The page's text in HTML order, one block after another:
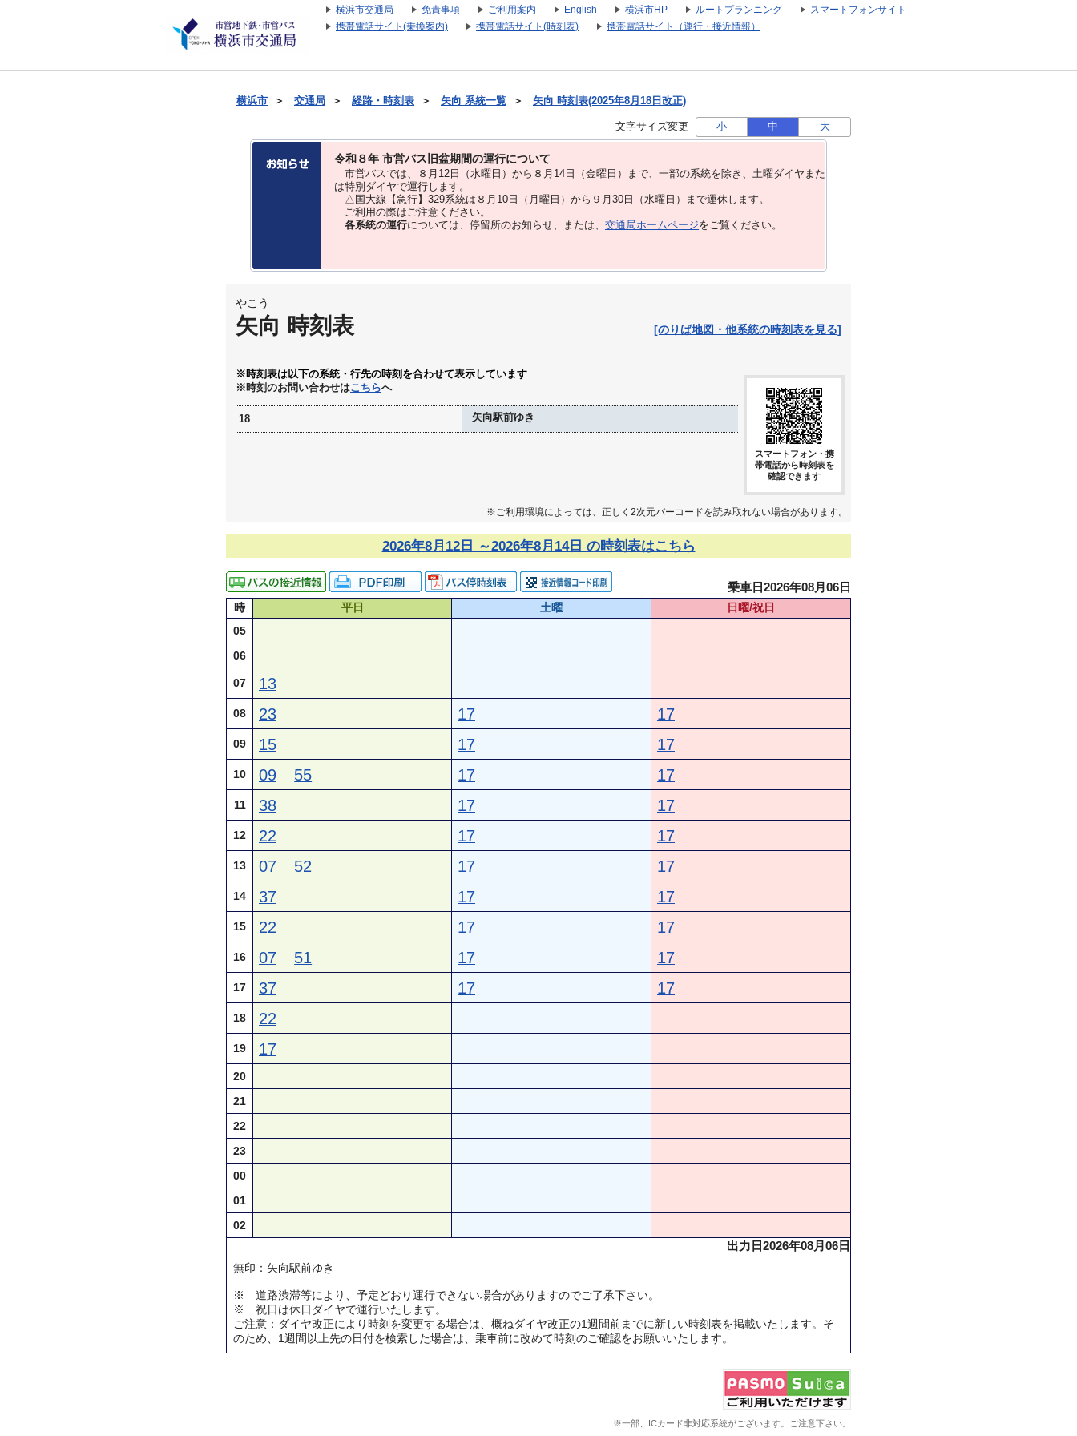
横浜市交通局 免責事項 ご利用案内 English 横浜市HP ルートプランニング
スマートフォンサイト
携帯電話サイト(乗換案内)
携帯電話サイト(時刻表) 携帯電話サイト（運行・接近情報）
横浜市 ＞ 交通局 ＞ 経路・時刻表 ＞ 矢向 系統一覧 ＞ 矢向 時刻表(2025年8月18日改正)
文字サイズ変更 小 中 大
令和８年 市営バス旧盆期間の運行について
市営バスでは、８⽉12⽇（水曜日）から８⽉14⽇（金曜日）まで、⼀部の系統を除き、⼟曜ダイヤまた
は特別ダイヤで運⾏します。
△国大線【急行】329系統は８月10日（月曜日）から９月30日（水曜日）まで運休します。
ご利用の際はご注意ください。
各系統の運行については、停留所のお知らせ、または、 交通局ホームページをご覧ください。
やこう
矢向 時刻表 [のりば地図・他系統の時刻表を見る]
※時刻表は以下の系統・行先の時刻を合わせて表示しています
※時刻のお問い合わせはこちらへ
18 矢向駅前ゆき
スマートフォン・携
帯電話から時刻表を
確認できます
※ご利用環境によっては、正しく2次元バーコードを読み取れない場合があります。
2026年8月12日 ～2026年8月14日 の時刻表はこちら
乗車日2026年08月06日
時 平日 土曜
日曜/祝日
05
06
07 13
08 23 17 17
09 15 17 17
10 09 55 17 17
11 38 17 17
12 22 17 17
13 07 52 17 17
14 37 17 17
15 22 17 17
16 07 51 17 17
17 37 17 17
18 22
19 17
20
21
22
23
00
01
02
出力日2026年08月06日
無印：矢向駅前ゆき
※ 道路渋滞等により、予定どおり運行できない場合がありますのでご了承下さい。
※ 祝日は休日ダイヤで運行いたします。
ご注意：ダイヤ改正により時刻を変更する場合は、概ねダイヤ改正の1週間前までに新しい時刻表を掲載いたします。そ
のため、1週間以上先の日付を検索した場合は、乗車前に改めて時刻のご確認をお願いいたします。
※一部、ICカード非対応系統がございます。ご注意下さい。